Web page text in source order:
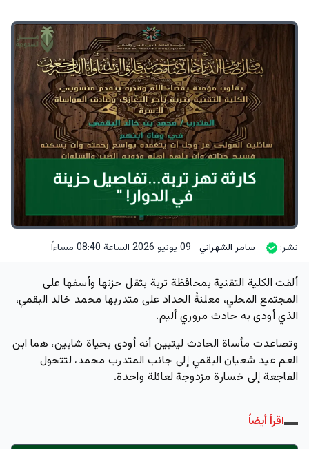
نشر: سامر الشهراني 09 يونيو 2026 الساعة 08:40 مساءاً
ألقت الكلية التقنية بمحافظة تربة بثقل حزنها وأسفها على
المجتمع المحلي، معلنةً الحداد على متدربها محمد خالد البقمي،
الذي أودى به حادث مروري أليم.
وتصاعدت مأساة الحادث ليتبين أنه أودى بحياة شابين، هما ابن
العم عيد شعيان البقمي إلى جانب المتدرب محمد، لتتحول
الفاجعة إلى خسارة مزدوجة لعائلة واحدة.
اقرأ أيضاً